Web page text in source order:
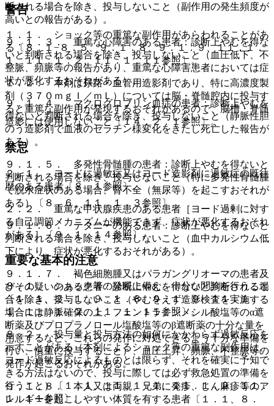
断される場合を除き、投与しないこと（副作用の発生頻度が
高いとの報告がある）。
９．１．３． 重篤な心障害のある患者：診断上やむを得な
いと判断される場合を除き、投与しないこと（血圧低下、不
整脈、頻脈等の報告があり、重篤な心障害患者においては症
状が悪化するおそれがある）。
９．１．４． マクログロブリン血症の患者：診断上やむを
得ないと判断される場合を除き、投与しないこと（静脈性胆
のう造影剤で血液のゼラチン様変化をきたし死亡した報告が
ある）。
９．１．５． 多発性骨髄腫の患者：診断上やむを得ないと
判断される場合を除き、投与しないこと（特に多発性骨髄腫
で脱水症状のある場合、腎不全（無尿等）を起こすおそれが
ある）〔８．６、１１．１．３参照〕。
９．１．６． テタニーのある患者：診断上やむを得ないと
判断される場合を除き、投与しないこと（血中カルシウム低
下により、症状が悪化するおそれがある）。
９．１．７． 褐色細胞腫又はパラガングリオーマの患者及
びその疑いのある患者：診断上やむを得ないと判断される場
合を除き、投与しないこと（やむをえず造影検査を実施する
場合には静脈確保の上、フェントラミンメシル酸塩等のα遮
断薬及びプロプラノロール塩酸塩等のβ遮断薬の十分な量を
用意するなど、これらの発作に対処できるよう十分な準備を
行い、慎重に投与すること）、血圧上昇、頻脈、不整脈等の
発作が起こるおそれがある。
９．１．８． 本人又は両親、兄弟に発疹、じん麻疹等のア
レルギーを起こしやすい体質を有する患者〔１．１、８．
警告
１．１． ショック等の重篤な副作用があらわれることがあ
る〔８．１−８．５、９．１．８、９．１．９、１１．１．
１、１１．１．２、１１．１．１１参照〕。
１．２． 本剤は尿路・血管用造影剤であり、特に高濃度製
剤（３７０ｍｇＩ／ｍＬ）については脳・脊髄腔内に投与す
ると重篤な副作用が発現するおそれがあるので、脳槽・脊髄
造影には使用しないこと〔１４．２．１参照〕。
禁忌
２．１． ヨードに過敏症又はヨード造影剤に過敏症の既往
歴のある患者〔８．１参照〕。
２．２． 重篤な甲状腺疾患のある患者［ヨード過剰に対す
る自己調節メカニズムが機能できず、症状が悪化するおそれ
がある］〔９．１．１４参照〕。
重要な基本的注意
８．１． ショック等の発現に備え、十分な問診を行うこと
〔１．１、２．１、９．１．８、９．１．９、１１．１．
１、１１．１．２、１１．１．１１参照〕。
８．２． 投与量と投与方法の如何にかかわらず過敏反応を
示すことがある（本剤によるショック等の重篤な副作用は、
ヨード過敏反応によるものとは限らず、それを確実に予知で
きる方法はないので、投与に際しては必ず救急処置の準備を
行うこと）〔１．１、１１．１．１、１１．１．２、１１．
１．１１参照〕。